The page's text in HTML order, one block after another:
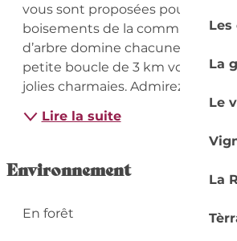
Les
La
Le
La
vous sont proposées pour
boisements de la commune.
d’arbre domine chacune des
petite boucle de 3 km vous
jolies charmaies. Admirez ce joli...
Lire la suite
Environnement
En forêt